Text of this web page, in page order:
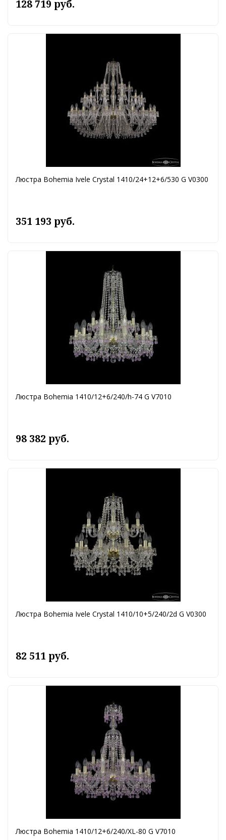
128 719 руб.
Люстра Bohemia Ivele Crystal 1410/24+12+6/530 G V0300
351 193 руб.
Люстра Bohemia 1410/12+6/240/h-74 G V7010
98 382 руб.
Люстра Bohemia Ivele Crystal 1410/10+5/240/2d G V0300
82 511 руб.
Люстра Bohemia 1410/12+6/240/XL-80 G V7010